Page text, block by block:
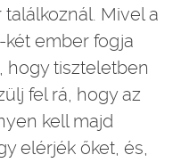
Mivel a
ember fogja
hogy tiszteletben
fel rá, hogy az
kell majd
elérjék őket, és,